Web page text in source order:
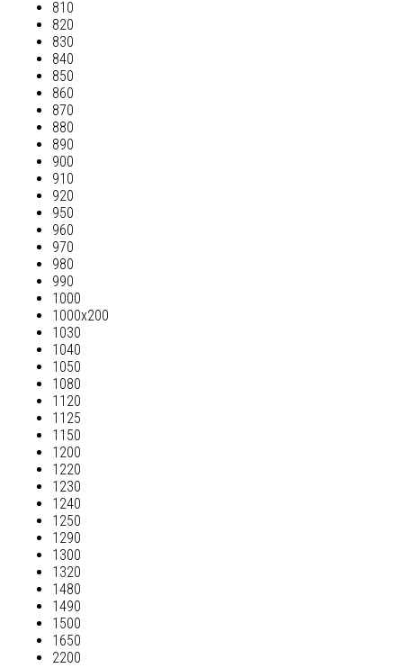
810
820
830
840
850
860
870
880
890
900
910
920
950
960
970
980
990
1000
1000х200
1030
1040
1050
1080
1120
1125
1150
1200
1220
1230
1240
1250
1290
1300
1320
1480
1490
1500
1650
2200